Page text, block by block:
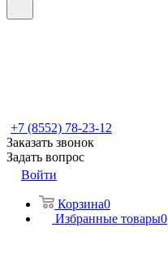
+7 (8552) 78-23-12
Заказать звонок
Задать вопрос
Войти
Корзина0
Избранные товары0